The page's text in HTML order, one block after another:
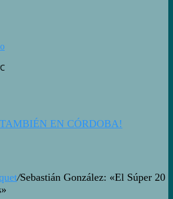
EN CÓRDOBA!
/Sebastián González: «El Súper 20